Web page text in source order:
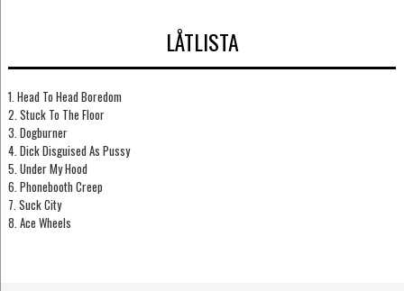
LÅTLISTA
1. Head To Head Boredom
2. Stuck To The Floor
3. Dogburner
4. Dick Disguised As Pussy
5. Under My Hood
6. Phonebooth Creep
7. Suck City
8. Ace Wheels